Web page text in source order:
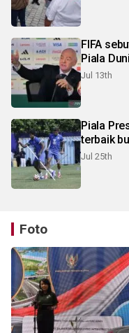
FIFA
Piala
Jul 13th
Piala
terbaik
Jul 25th
Foto